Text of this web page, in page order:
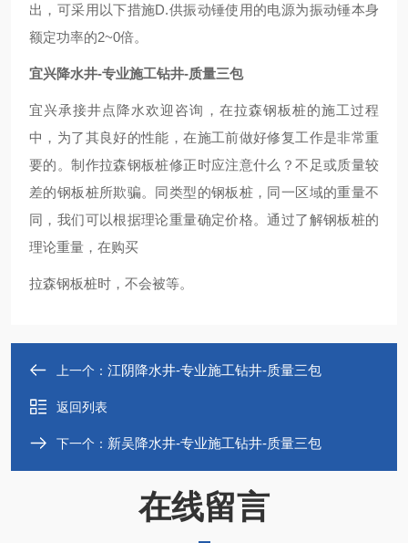
出，可采用以下措施D.供振动锤使用的电源为振动锤本身
额定功率的2~0倍。
宜兴降水井-专业施工钻井-质量三包
宜兴承接井点降水欢迎咨询，在拉森钢板桩的施工过程
中，为了其良好的性能，在施工前做好修复工作是非常重
要的。制作拉森钢板桩修正时应注意什么？不足或质量较
差的钢板桩所欺骗。同类型的钢板桩，同一区域的重量不
同，我们可以根据理论重量确定价格。通过了解钢板桩的
理论重量，在购买
拉森钢板桩时，不会被等。
上一个： 江阴降水井-专业施工钻井-质量三包
返回列表
下一个： 新吴降水井-专业施工钻井-质量三包
在线留言